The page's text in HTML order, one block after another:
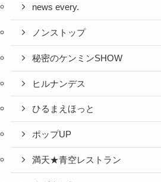
news every.
ノンストップ
秘密のケンミンSHOW
ヒルナンデス
ひるまえほっと
ポップUP
満天★青空レストラン